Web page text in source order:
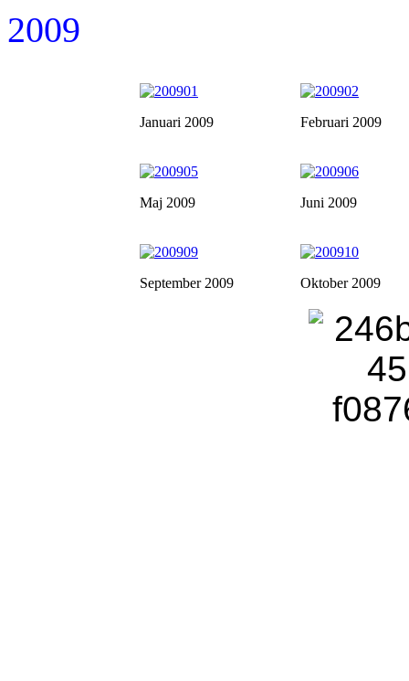
2009
Januari 2009 Februari 2009
Maj 2009 Juni 2009
September 2009 Oktober 2009